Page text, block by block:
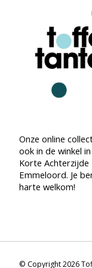
Onze online
ook in de winkel
Korte Achterzijde
Emmeloord. Je
harte welkom!
© Copyright 2026